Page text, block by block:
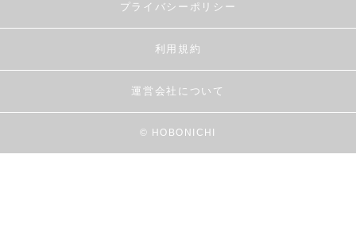
プライバシーポリシー
利用規約
運営会社について
© HOBONICHI